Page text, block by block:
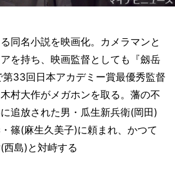
同名小説を映画化。カメラマンと
を持ち、映画監督としても『劔岳
33回日本アカデミー賞最優秀監督
村大作がメガホンを取る。藩の不
追放された男・瓜生新兵衛(岡田)
篠(麻生久美子)に頼まれ、かつて
島)と対峙する